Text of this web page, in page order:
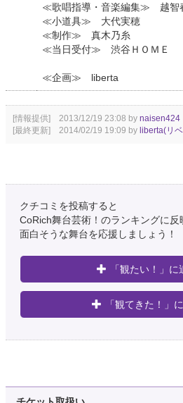
≪歌唱指導・音楽編集≫ 越智
≪小道具≫ 大代実穂
≪制作≫ 真木乃糸
≪当日受付≫ 渋谷ＨＯＭＥ
≪企画≫ liberta
[情報提供] 2013/12/19 23:08 by naisen424
[最終更新] 2014/02/19 19:09 by liberta(リ
クチコミを投稿すると
CoRich舞台芸術！のランキングに反
面白そうな舞台を応援しましょう！
「観たい！」に
「観てきた！」